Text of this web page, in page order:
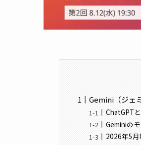
Gemini（ジェ
ChatGPT
Geminiの
2026年5